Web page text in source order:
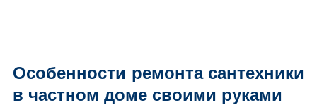
Особенности ремонта сантехники
в частном доме своими руками